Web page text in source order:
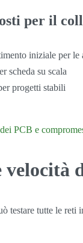
per il
iniziale per le
scheda su scala
progetti stabili
PCB e
velocità
testare tutte le reti